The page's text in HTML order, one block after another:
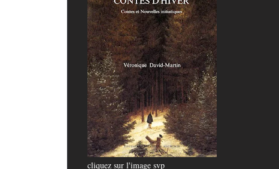
cliquez sur l'image svp